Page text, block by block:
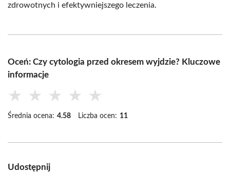
zdrowotnych i efektywniejszego leczenia.
Oceń: Czy cytologia przed okresem wyjdzie? Kluczowe
informacje
★ ★ ★ ★ ★
Średnia ocena: 4.58 Liczba ocen: 11
Udostępnij